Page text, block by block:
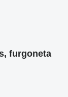
furgoneta